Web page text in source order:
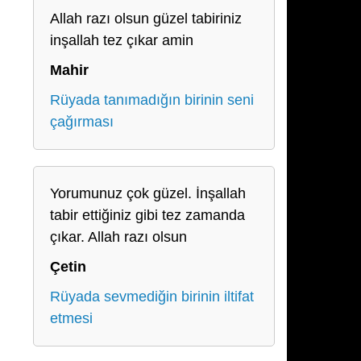
Allah razı olsun güzel tabiriniz
inşallah tez çıkar amin
Mahir
Rüyada tanımadığın birinin seni
çağırması
Yorumunuz çok güzel. İnşallah
tabir ettiğiniz gibi tez zamanda
çıkar. Allah razı olsun
Çetin
Rüyada sevmediğin birinin iltifat
etmesi